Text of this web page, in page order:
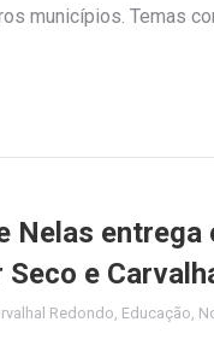
municípios. Temas
Nelas entrega
e
Redondo Educação